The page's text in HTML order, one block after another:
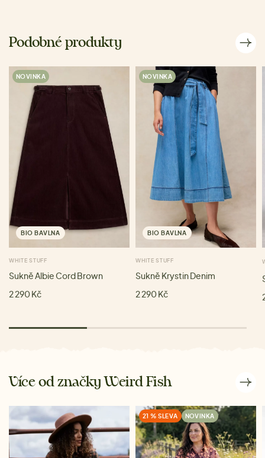
Podobné produkty
NOVINKA
BIO BAVLNA
WHITE STUFF
Sukně Albie Cord Brown
2 290 Kč
NOVINKA
BIO BAVLNA
WHITE STUFF
Sukně Krystin Denim
2 290 Kč
Více od značky Weird Fish
21 % SLEVA NOVINKA